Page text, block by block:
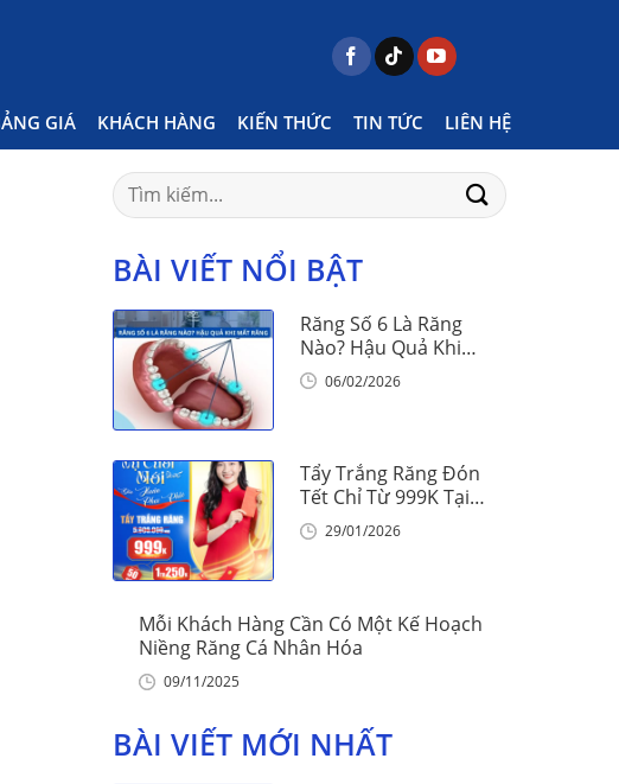
GIÁ KHÁCH HÀNG KIẾN THỨC TIN TỨC LIÊN HỆ
Posts tagged "niềng răng mắc cài như thế nào"
Search
for:
BÀI VIẾT NỔI BẬT
Răng Số 6 Là Răng
Nào? Hậu Quả Khi
Mất Răng Số 6
06/02/2026
Tẩy Trắng Răng Đón
Tết Chỉ Từ 999K Tại
Nha Khoa Vinalign
29/01/2026
Mỗi Khách Hàng Cần Có Một Kế Hoạch
Niềng Răng Cá Nhân Hóa
09/11/2025
BÀI VIẾT MỚI NHẤT